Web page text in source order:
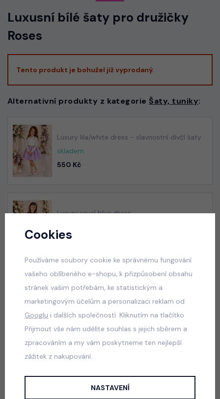
Luxusní bílé šaty pro družičky
Roses
Tento produkt je bohužel již vyprodaný.
Alternativní produkty z kategorie Šaty, tuniky:
Luxury lila/white dress - slavnostní dívčí šaty
skladem
550 Kč
Luxury royal blue dress
550 Kč
Luxury Smaragd dress - luxusní dívčí šaty
skladem
550 Kč
Popis
Cookies
Používáme soubory cookie ke správnému fungování
vašeho oblíbeného e-shopu, k přizpůsobení obsahu
stránek vašim potřebám, ke statistickým a
marketingovým účelům a personalizaci reklam od
Googlu i dalších společností. Kliknutím na tlačítko
Přijmout vše nám udělíte souhlas s jejich sběrem a
zpracováním a my vám poskytneme ten nejlepší
zážitek z nakupování.
NASTAVENÍ